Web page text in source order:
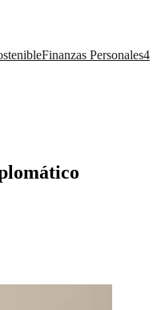
Finanzas Personales4